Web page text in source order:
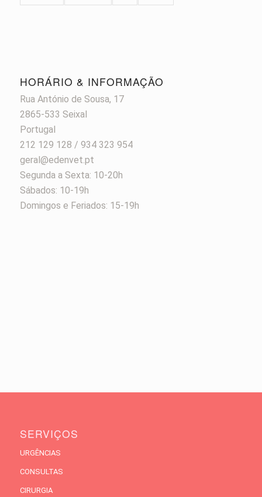
HORÁRIO & INFORMAÇÃO
Rua António de Sousa, 17
2865-533 Seixal
Portugal
212 129 128 / 934 323 954
geral@edenvet.pt
Segunda a Sexta: 10-20h
Sábados: 10-19h
Domingos e Feriados: 15-19h
SERVIÇOS
URGÊNCIAS
CONSULTAS
CIRURGIA